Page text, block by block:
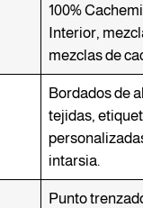
100%
Interior,
mezclas de
Bordados de
tejidas,
intarsia.
Punto